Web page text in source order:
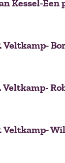
Kessel-
Veltkamp-
Veltkamp-
Veltkamp-